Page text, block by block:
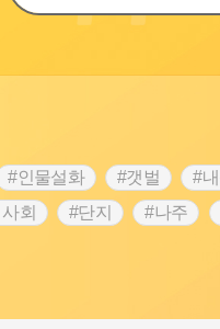
#인물설화 #갯벌 #
회 #단지 #나주
문신 #3.1운동 #애민